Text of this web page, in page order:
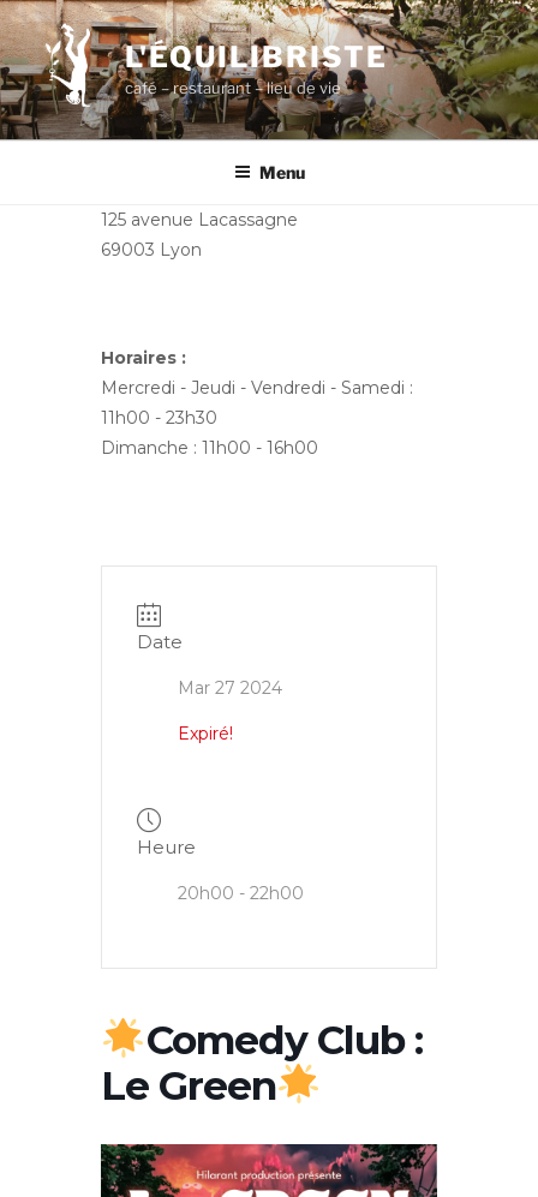
Aller
au
contenu
principal
L'ÉQUILIBRISTE
café – restaurant – lieu de vie
Menu
125 avenue Lacassagne
69003 Lyon
Horaires :
Mercredi - Jeudi - Vendredi - Samedi :
11h00 - 23h30
Dimanche : 11h00 - 16h00
Date
Mar 27 2024
Expiré!
Heure
20h00 - 22h00
Comedy Club :
Le Green